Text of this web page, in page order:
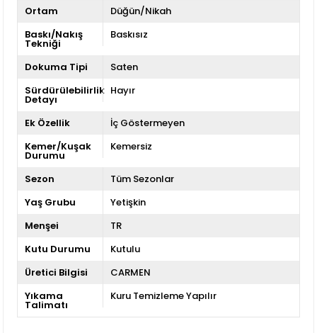
Ortam
Düğün/Nikah
Baskı/Nakış
Tekniği
Baskısız
Dokuma Tipi
Saten
Sürdürülebilirlik
Detayı
Hayır
Ek Özellik
İç Göstermeyen
Kemer/Kuşak
Durumu
Kemersiz
Sezon
Tüm Sezonlar
Yaş Grubu
Yetişkin
Menşei
TR
Kutu Durumu
Kutulu
Üretici Bilgisi
CARMEN
Yıkama
Talimatı
Kuru Temizleme Yapılır